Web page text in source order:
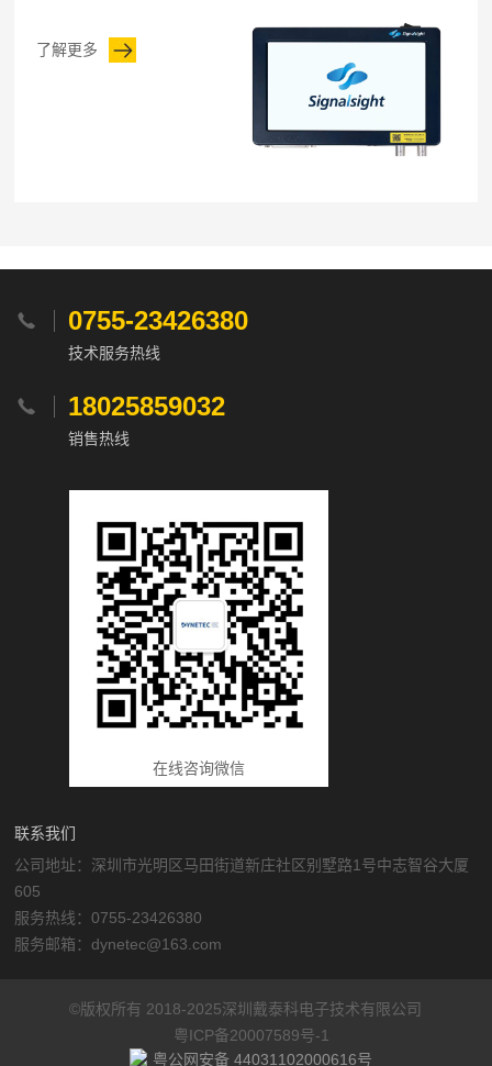
了解更多
 0755-23426380
技术服务热线
 18025859032
销售热线
在线咨询微信
联系我们
公司地址：深圳市光明区马田街道新庄社区别墅路1号中志智谷大厦
605
服务热线：0755-23426380
服务邮箱：dynetec@163.com
©版权所有 2018-2025深圳戴泰科电子技术有限公司
粤ICP备20007589号-1
粤公网安备 44031102000616号